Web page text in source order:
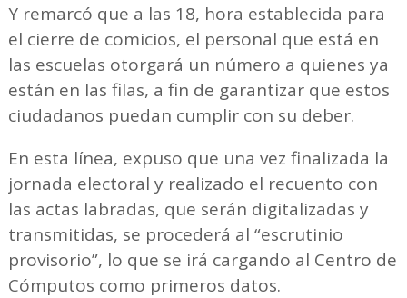
Y remarcó que a las 18, hora establecida para
el cierre de comicios, el personal que está en
las escuelas otorgará un número a quienes ya
están en las filas, a fin de garantizar que estos
ciudadanos puedan cumplir con su deber.
En esta línea, expuso que una vez finalizada la
jornada electoral y realizado el recuento con
las actas labradas, que serán digitalizadas y
transmitidas, se procederá al “escrutinio
provisorio”, lo que se irá cargando al Centro de
Cómputos como primeros datos.